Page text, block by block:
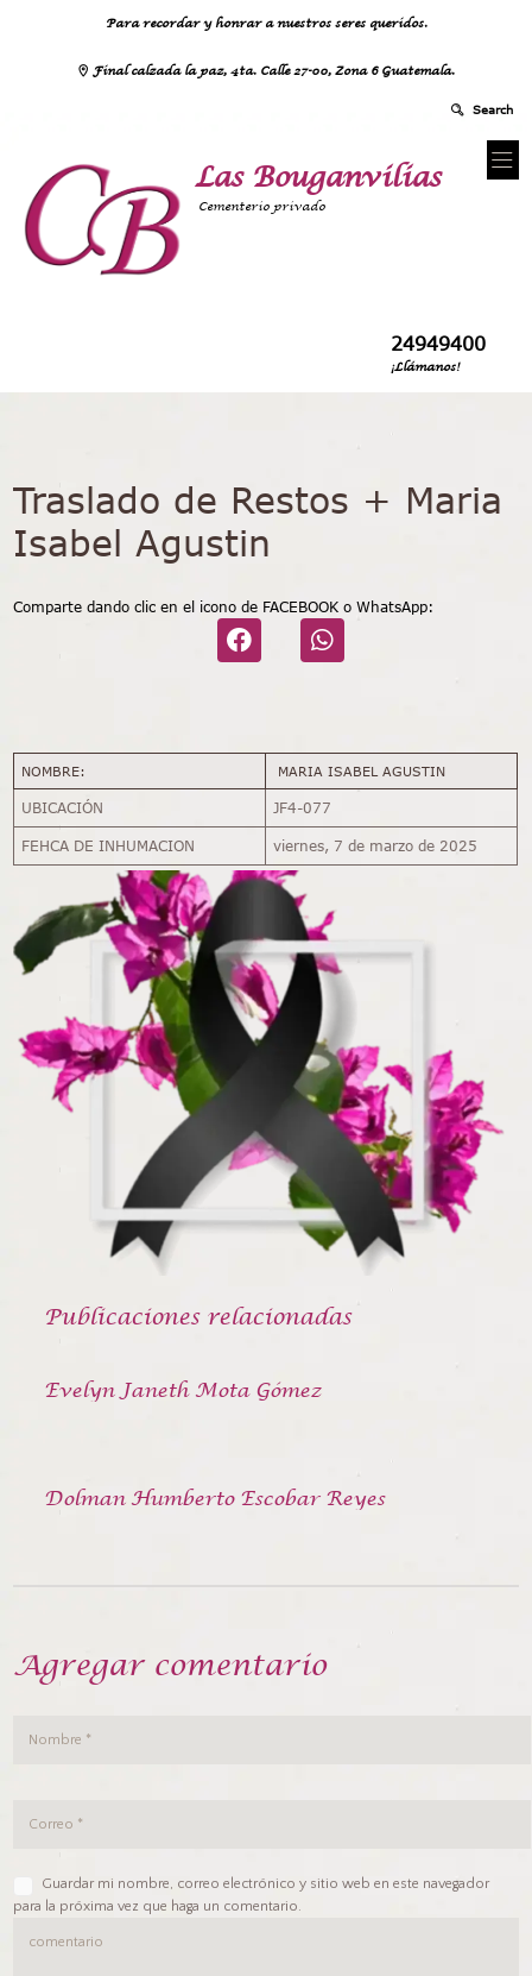
Para recordar y honrar a nuestros seres queridos.
Final calzada la paz, 4ta. Calle 27-00, Zona 6 Guatemala.
Las Bouganvilias
Cementerio privado
24949400
¡Llámanos!
Traslado de Restos + Maria
Isabel Agustin
Comparte dando clic en el icono de FACEBOOK o WhatsApp:
NOMBRE: MARIA ISABEL AGUSTIN
UBICACIÓN JF4-077
FEHCA DE INHUMACION viernes, 7 de marzo de 2025
Publicaciones relacionadas
Evelyn Janeth Mota Gómez
Dolman Humberto Escobar Reyes
Agregar comentario
Guardar mi nombre, correo electrónico y sitio web en este navegador
para la próxima vez que haga un comentario.